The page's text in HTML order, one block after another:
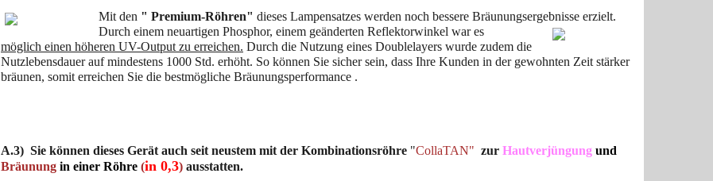
Mit den " Premium-Röhren" dieses Lampensatzes werden noch bessere Bräunungsergebnisse erzielt.
Durch einem neuartigen Phosphor, einem geänderten Reflektorwinkel war es
möglich einen höheren UV-Output zu erreichen. Durch die Nutzung eines Doublelayers wurde zudem die
Nutzlebensdauer auf mindestens 1000 Std. erhöht. So können Sie sicher sein, dass Ihre Kunden in der gewohnten Zeit stärker
bräunen, somit erreichen Sie die bestmögliche Bräunungsperformance .
A.3) Sie können dieses Gerät auch seit neustem mit der Kombinationsröhre "CollaTAN" zur Hautverjüngung und
Bräunung in einer Röhre (in 0,3) ausstatten.